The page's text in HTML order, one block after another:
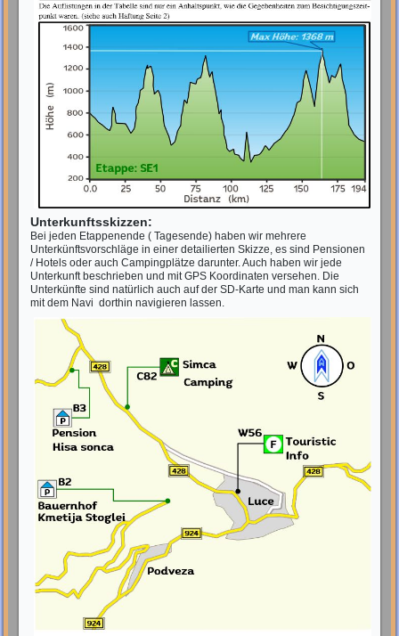
Unterkunftsskizzen:
Bei jeden Etappenende ( Tagesende) haben wir mehrere
Unterkünftsvorschläge in einer detailierten Skizze, es sind Pensionen
/ Hotels oder auch Campingplätze darunter. Auch haben wir jede
Unterkunft beschrieben und mit GPS Koordinaten versehen. Die
Unterkünfte sind natürlich auch auf der SD-Karte und man kann sich
mit dem Navi dorthin navigieren lassen.